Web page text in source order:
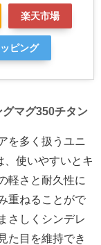
楽天市場
ピング
マグ350チタン
を多く扱うユニ
、使いやすいとキ
軽さと耐久性に
重ねることがで
さしくシンデレ
た目を維持でき